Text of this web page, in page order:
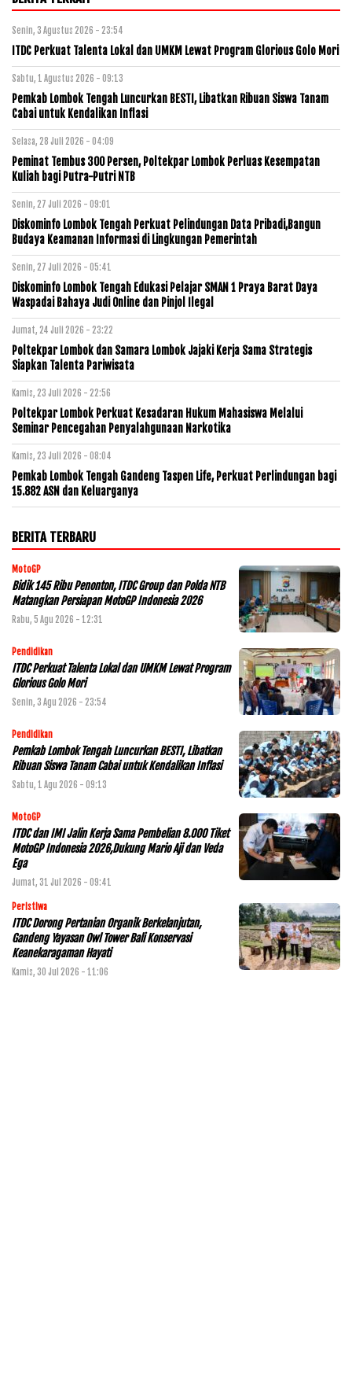
Senin, 3 Agustus 2026 - 23:54
ITDC Perkuat Talenta Lokal dan UMKM Lewat Program Glorious Golo Mori
Sabtu, 1 Agustus 2026 - 09:13
Pemkab Lombok Tengah Luncurkan BESTI, Libatkan Ribuan Siswa Tanam
Cabai untuk Kendalikan Inflasi
Selasa, 28 Juli 2026 - 04:09
Peminat Tembus 300 Persen, Poltekpar Lombok Perluas Kesempatan
Kuliah bagi Putra-Putri NTB
Senin, 27 Juli 2026 - 09:01
Diskominfo Lombok Tengah Perkuat Pelindungan Data Pribadi,Bangun
Budaya Keamanan Informasi di Lingkungan Pemerintah
Senin, 27 Juli 2026 - 05:41
Diskominfo Lombok Tengah Edukasi Pelajar SMAN 1 Praya Barat Daya
Waspadai Bahaya Judi Online dan Pinjol Ilegal
Jumat, 24 Juli 2026 - 23:22
Poltekpar Lombok dan Samara Lombok Jajaki Kerja Sama Strategis
Siapkan Talenta Pariwisata
Kamis, 23 Juli 2026 - 22:56
Poltekpar Lombok Perkuat Kesadaran Hukum Mahasiswa Melalui
Seminar Pencegahan Penyalahgunaan Narkotika
Kamis, 23 Juli 2026 - 08:04
Pemkab Lombok Tengah Gandeng Taspen Life, Perkuat Perlindungan bagi
15.882 ASN dan Keluarganya
BERITA TERBARU
MotoGP
Bidik 145 Ribu Penonton, ITDC Group dan Polda NTB
Matangkan Persiapan MotoGP Indonesia 2026
Rabu, 5 Agu 2026 - 12:31
Pendidikan
ITDC Perkuat Talenta Lokal dan UMKM Lewat Program
Glorious Golo Mori
Senin, 3 Agu 2026 - 23:54
Pendidikan
Pemkab Lombok Tengah Luncurkan BESTI, Libatkan
Ribuan Siswa Tanam Cabai untuk Kendalikan Inflasi
Sabtu, 1 Agu 2026 - 09:13
MotoGP
ITDC dan IMI Jalin Kerja Sama Pembelian 8.000 Tiket
MotoGP Indonesia 2026,Dukung Mario Aji dan Veda
Ega
Jumat, 31 Jul 2026 - 09:41
Peristiwa
ITDC Dorong Pertanian Organik Berkelanjutan,
Gandeng Yayasan Owl Tower Bali Konservasi
Keanekaragaman Hayati
Kamis, 30 Jul 2026 - 11:06